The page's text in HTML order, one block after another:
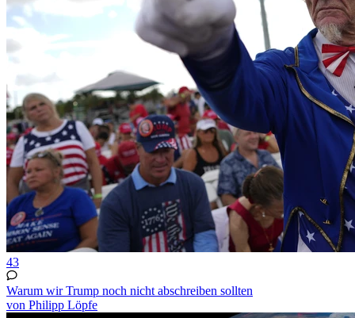
43
Warum wir Trump noch nicht abschreiben sollten
von Philipp Löpfe